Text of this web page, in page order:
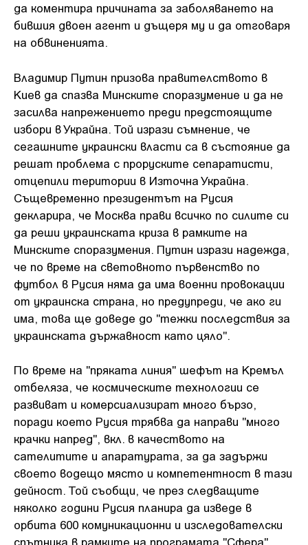
да коментира причината за заболяването на
бившия двоен агент и дъщеря му и да отговаря
на обвиненията.
Владимир Путин призова правителството в
Киев да спазва Минските споразумение и да не
засилва напрежението преди предстоящите
избори в Украйна. Той изрази съмнение, че
сегашните украински власти са в състояние да
решат проблема с проруските сепаратисти,
отцепили територии в Източна Украйна.
Същевременно президентът на Русия
декларира, че Москва прави всичко по силите си
да реши украинската криза в рамките на
Минските споразумения. Путин изрази надежда,
че по време на световното първенство по
футбол в Русия няма да има военни провокации
от украинска страна, но предупреди, че ако ги
има, това ще доведе до "тежки последствия за
украинската държавност като цяло".
По време на "пряката линия" шефът на Кремъл
отбеляза, че космическите технологии се
развиват и комерсиализират много бързо,
поради което Русия трябва да направи "много
крачки напред", вкл. в качеството на
сателитите и апаратурата, за да задържи
своето водещо място и компетентност в тази
дейност. Той съобщи, че през следващите
няколко години Русия планира да изведе в
орбита 600 комуникационни и изследователски
спътника в рамките на програмата "Сфера".